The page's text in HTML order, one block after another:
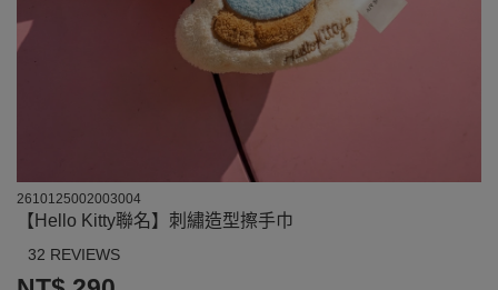
2610125002003004
【Hello Kitty聯名】刺繡造型擦手巾
32 REVIEWS